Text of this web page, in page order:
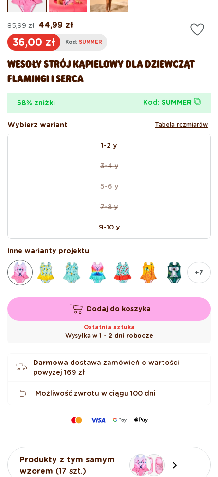
oknie
modalnym
WESOŁY STRÓJ KĄPIELOWY DLA DZIEWCZĄT
FLAMINGI I SERCA
Cena
regularna
85,99 zł
Cena
promocyjna
44,99 zł
36,00 zł Kod: SUMMER
58% zniżki Kod: SUMMER
Wybierz wariant
Tabela rozmiarów
1-2 y
3-4 y
Wariant
lub
5-6 y
Wariant
lub
7-8 y
Wariant
lub
niedostępny
9-10 y
Inne warianty projektu
+7
Dodaj do koszyka
Ostatnia sztuka
Wysyłka w 1 - 2 dni robocze
Darmowa dostawa zamówień o wartości
powyżej169 zł
Możliwość zwrotu w ciągu 100 dni
Produkty z tym samym
wzorem (17 szt.)